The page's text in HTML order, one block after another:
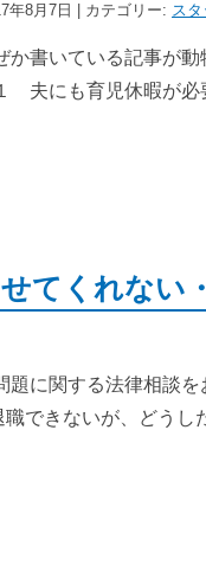
年8月7日 | カテゴリー: ス
書いている記事が動
夫にも育児休暇が
てくれない
に関する法律相談
職できないが、どう